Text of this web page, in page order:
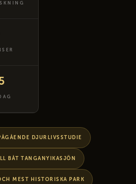
DJURLIVSSTUDIE
BÅT TANGANYIKASJÖN
MEST HISTORISKA PARK